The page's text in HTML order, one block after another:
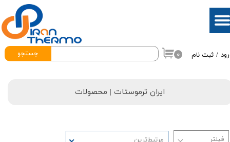
/ ثبت نام
حساب کاربری من
خروج از حساب کاربری
جستجو ۰
ایران ترموستات| محصولات
مرتبط‌ترین